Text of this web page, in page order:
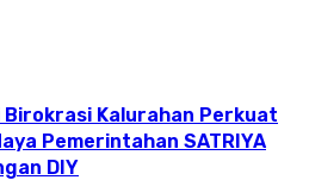
Kalurahan Perkuat
Pemerintahan SATRIYA
DIY